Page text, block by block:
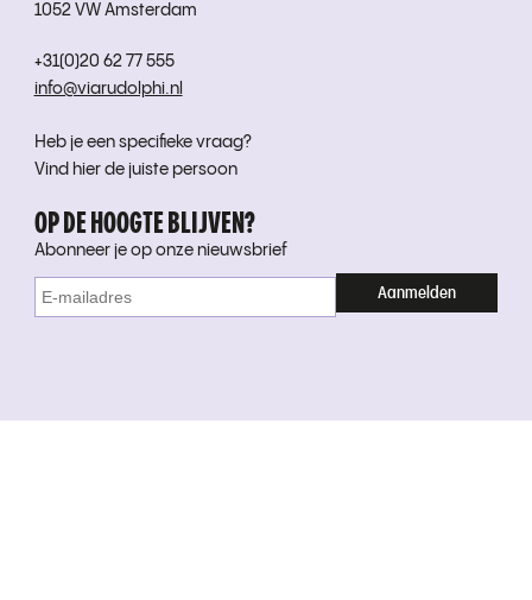
1052 VW Amsterdam
+31(0)20 62 77 555
info@viarudolphi.nl
Heb je een specifieke vraag?
Vind hier de juiste persoon
OP DE HOOGTE BLIJVEN?
Abonneer je op onze nieuwsbrief